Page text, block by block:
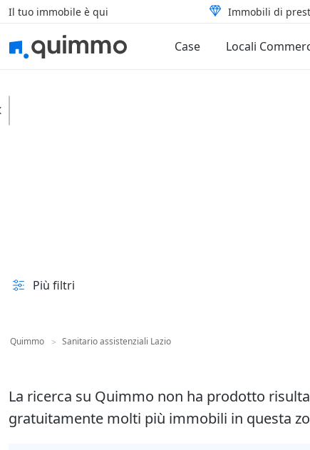
Il tuo immobile è qui Immobili di
Case Locali
Più filtri
Quimmo > Sanitario assistenziali Lazio
La ricerca su Quimmo non ha prodotto
gratuitamente molti più immobili in questa